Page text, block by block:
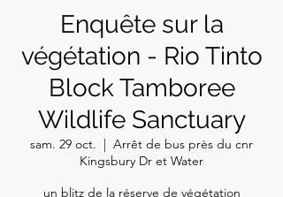
Enquête sur la
végétation - Rio Tinto
Block Tamboree
Wildlife Sanctuary
sam. 29 oct.
  |
Arrêt de bus près du cnr
Kingsbury Dr et Water
un blitz de la réserve de végétation